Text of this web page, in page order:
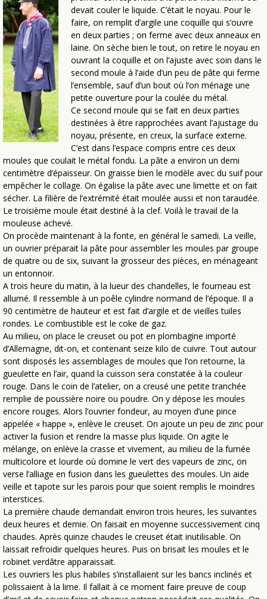
devait couler le liquide. C’était le noyau. Pour le
faire, on remplit d’argile une coquille qui s’ouvre
en deux parties ; on ferme avec deux anneaux en
laine. On sèche bien le tout, on retire le noyau en
ouvrant la coquille et on l’ajuste avec soin dans le
second moule à l’aide d’un peu de pâte qui ferme
l’ensemble, sauf d’un bout où l’on ménage une
petite ouverture pour la coulée du métal.
Ce second moule qui se fait en deux parties
destinées à être rapprochées avant l’ajustage du
noyau, présente, en creux, la surface externe.
C’est dans l’espace compris entre ces deux
moules que coulait le métal fondu. La pâte a environ un demi
centimètre d’épaisseur. On graisse bien le modèle avec du suif pour
empêcher le collage. On égalise la pâte avec une limette et on fait
sécher. La filière de l’extrémité était moulée aussi et non taraudée.
Le troisième moule était destiné à la clef. Voilà le travail de la
mouleuse achevé.
On procède maintenant à la fonte, en général le samedi. La veille,
un ouvrier préparait la pâte pour assembler les moules par groupe
de quatre ou de six, suivant la grosseur des pièces, en ménageant
un entonnoir.
A trois heure du matin, à la lueur des chandelles, le fourneau est
allumé. Il ressemble à un poêle cylindre normand de l’époque. Il a
90 centimètre de hauteur et est fait d’argile et de vieilles tuiles
rondes. Le combustible est le coke de gaz.
Au milieu, on place le creuset ou pot en plombagine importé
d’Allemagne, dit-on, et contenant seize kilo de cuivre. Tout autour
sont disposés les assemblages de moules que l’on retourne, la
gueulette en l’air, quand la cuisson sera constatée à la couleur
rouge. Dans le coin de l’atelier, on a creusé une petite tranchée
remplie de poussière noire ou poudre. On y dépose les moules
encore rouges. Alors l’ouvrier fondeur, au moyen d’une pince
appelée « happe », enlève le creuset. On ajoute un peu de zinc pour
activer la fusion et rendre la masse plus liquide. On agite le
mélange, on enlève la crasse et vivement, au milieu de la fumée
multicolore et lourde où domine le vert des vapeurs de zinc, on
verse l’alliage en fusion dans les gueulettes des moules. Un aide
veille et tapote sur les parois pour que soient remplis le moindres
interstices.
La première chaude demandait environ trois heures, les suivantes
deux heures et demie. On faisait en moyenne successivement cinq
chaudes. Après quinze chaudes le creuset était inutilisable. On
laissait refroidir quelques heures. Puis on brisait les moules et le
robinet verdâtre apparaissait.
Les ouvriers les plus habiles s’installaient sur les bancs inclinés et
polissaient à la lime. Il fallait à ce moment faire preuve de coup